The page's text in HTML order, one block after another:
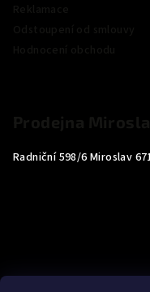
Radniční 598/6 Miroslav